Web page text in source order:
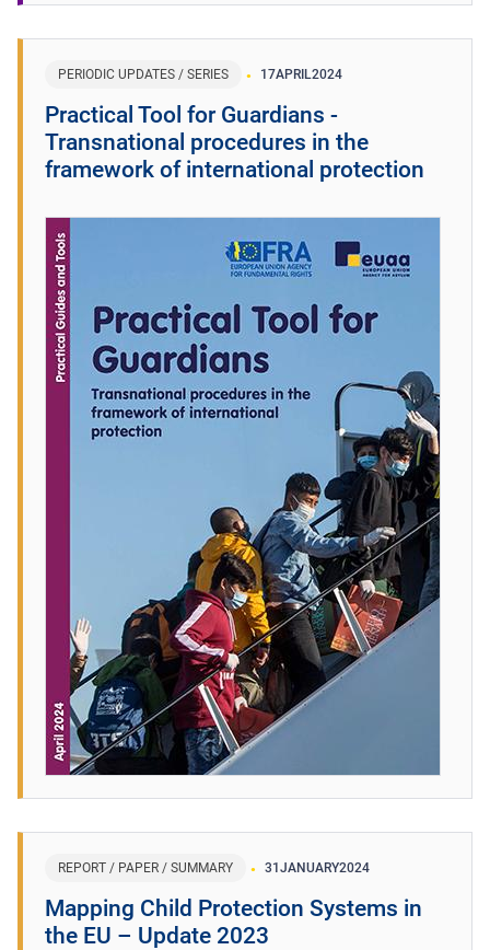
PERIODIC UPDATES / SERIES 17APRIL2024
Practical Tool for Guardians -
Transnational procedures in the
framework of international protection
REPORT / PAPER / SUMMARY 31 JANUARY2024
Mapping Child Protection Systems in
the EU – Update 2023